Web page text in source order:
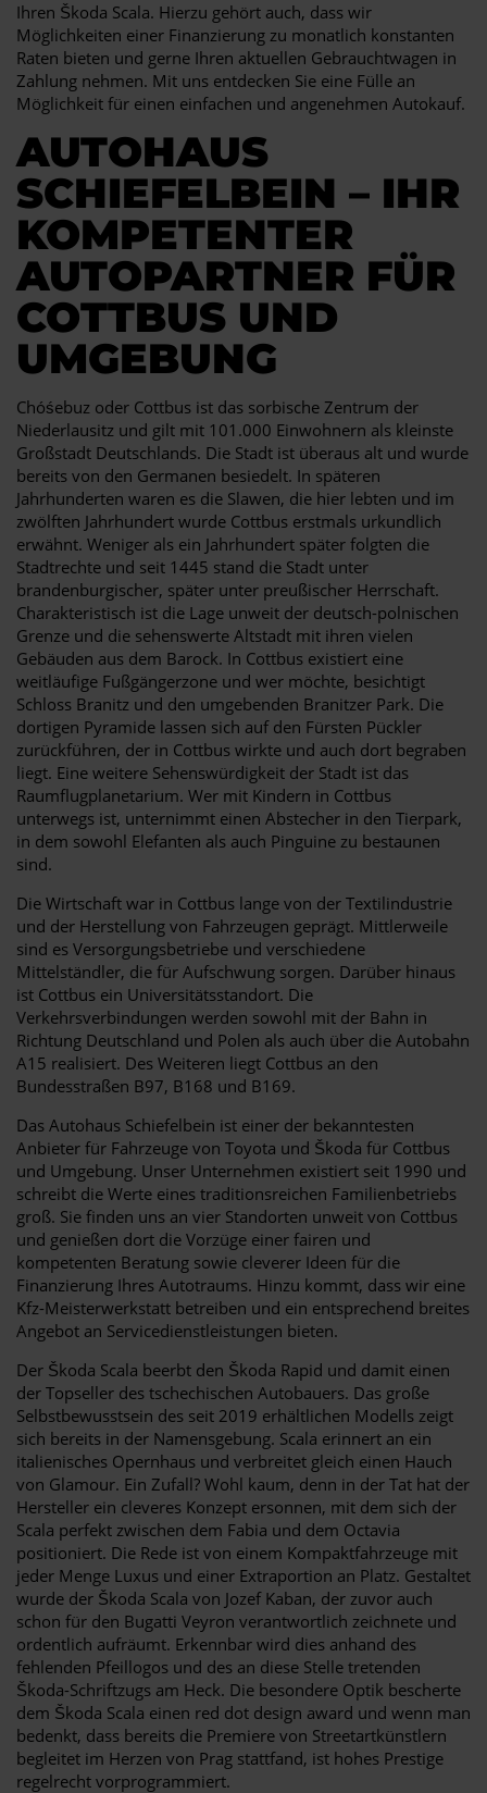
Ihren Škoda Scala. Hierzu gehört auch, dass wir
Möglichkeiten einer Finanzierung zu monatlich konstanten
Raten bieten und gerne Ihren aktuellen Gebrauchtwagen in
Zahlung nehmen. Mit uns entdecken Sie eine Fülle an
Möglichkeit für einen einfachen und angenehmen Autokauf.
AUTOHAUS
SCHIEFELBEIN – IHR
KOMPETENTER
AUTOPARTNER FÜR
COTTBUS UND
UMGEBUNG
Chóśebuz oder Cottbus ist das sorbische Zentrum der
Niederlausitz und gilt mit 101.000 Einwohnern als kleinste
Großstadt Deutschlands. Die Stadt ist überaus alt und wurde
bereits von den Germanen besiedelt. In späteren
Jahrhunderten waren es die Slawen, die hier lebten und im
zwölften Jahrhundert wurde Cottbus erstmals urkundlich
erwähnt. Weniger als ein Jahrhundert später folgten die
Stadtrechte und seit 1445 stand die Stadt unter
brandenburgischer, später unter preußischer Herrschaft.
Charakteristisch ist die Lage unweit der deutsch-polnischen
Grenze und die sehenswerte Altstadt mit ihren vielen
Gebäuden aus dem Barock. In Cottbus existiert eine
weitläufige Fußgängerzone und wer möchte, besichtigt
Schloss Branitz und den umgebenden Branitzer Park. Die
dortigen Pyramide lassen sich auf den Fürsten Pückler
zurückführen, der in Cottbus wirkte und auch dort begraben
liegt. Eine weitere Sehenswürdigkeit der Stadt ist das
Raumflugplanetarium. Wer mit Kindern in Cottbus
unterwegs ist, unternimmt einen Abstecher in den Tierpark,
in dem sowohl Elefanten als auch Pinguine zu bestaunen
sind.
Die Wirtschaft war in Cottbus lange von der Textilindustrie
und der Herstellung von Fahrzeugen geprägt. Mittlerweile
sind es Versorgungsbetriebe und verschiedene
Mittelständler, die für Aufschwung sorgen. Darüber hinaus
ist Cottbus ein Universitätsstandort. Die
Verkehrsverbindungen werden sowohl mit der Bahn in
Richtung Deutschland und Polen als auch über die Autobahn
A15 realisiert. Des Weiteren liegt Cottbus an den
Bundesstraßen B97, B168 und B169.
Das Autohaus Schiefelbein ist einer der bekanntesten
Anbieter für Fahrzeuge von Toyota und Škoda für Cottbus
und Umgebung. Unser Unternehmen existiert seit 1990 und
schreibt die Werte eines traditionsreichen Familienbetriebs
groß. Sie finden uns an vier Standorten unweit von Cottbus
und genießen dort die Vorzüge einer fairen und
kompetenten Beratung sowie cleverer Ideen für die
Finanzierung Ihres Autotraums. Hinzu kommt, dass wir eine
Kfz-Meisterwerkstatt betreiben und ein entsprechend breites
Angebot an Servicedienstleistungen bieten.
Der Škoda Scala beerbt den Škoda Rapid und damit einen
der Topseller des tschechischen Autobauers. Das große
Selbstbewusstsein des seit 2019 erhältlichen Modells zeigt
sich bereits in der Namensgebung. Scala erinnert an ein
italienisches Opernhaus und verbreitet gleich einen Hauch
von Glamour. Ein Zufall? Wohl kaum, denn in der Tat hat der
Hersteller ein cleveres Konzept ersonnen, mit dem sich der
Scala perfekt zwischen dem Fabia und dem Octavia
positioniert. Die Rede ist von einem Kompaktfahrzeuge mit
jeder Menge Luxus und einer Extraportion an Platz. Gestaltet
wurde der Škoda Scala von Jozef Kaban, der zuvor auch
schon für den Bugatti Veyron verantwortlich zeichnete und
ordentlich aufräumt. Erkennbar wird dies anhand des
fehlenden Pfeillogos und des an diese Stelle tretenden
Škoda-Schriftzugs am Heck. Die besondere Optik bescherte
dem Škoda Scala einen red dot design award und wenn man
bedenkt, dass bereits die Premiere von Streetartkünstlern
begleitet im Herzen von Prag stattfand, ist hohes Prestige
regelrecht vorprogrammiert.